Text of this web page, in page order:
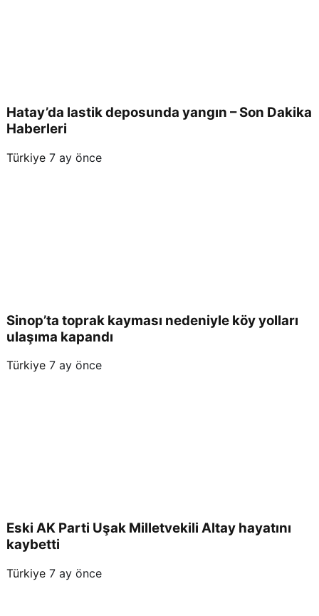
Hatay’da lastik deposunda yangın – Son Dakika
Haberleri
Türkiye 7 ay önce
Sinop’ta toprak kayması nedeniyle köy yolları
ulaşıma kapandı
Türkiye 7 ay önce
Eski AK Parti Uşak Milletvekili Altay hayatını
kaybetti
Türkiye 7 ay önce